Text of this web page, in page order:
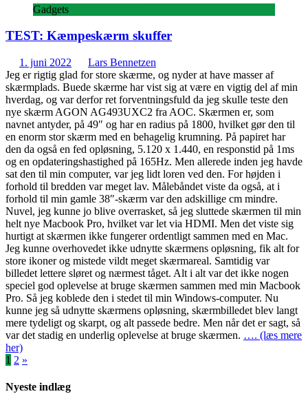
Gadgets
TEST: Kæmpeskærm skuffer
1. juni 2022
Lars Bennetzen
Jeg er rigtig glad for store skærme, og nyder at have masser af
skærmplads. Buede skærme har vist sig at være en vigtig del af min
hverdag, og var derfor ret forventningsfuld da jeg skulle teste den
nye skærm AGON AG493UXC2 fra AOC. Skærmen er, som
navnet antyder, på 49″ og har en radius på 1800, hvilket gør den til
en enorm stor skærm med en behagelig krumning. På papiret har
den da også en fed opløsning, 5.120 x 1.440, en responstid på 1ms
og en opdateringshastighed på 165Hz. Men allerede inden jeg havde
sat den til min computer, var jeg lidt loren ved den. For højden i
forhold til bredden var meget lav. Målebåndet viste da også, at i
forhold til min gamle 38″-skærm var den adskillige cm mindre.
Nuvel, jeg kunne jo blive overrasket, så jeg sluttede skærmen til min
helt nye Macbook Pro, hvilket var let via HDMI. Men det viste sig
hurtigt at skærmen ikke fungerer ordentligt sammen med en Mac.
Jeg kunne overhovedet ikke udnytte skærmens opløsning, fik alt for
store ikoner og mistede vildt meget skærmareal. Samtidig var
billedet lettere sløret og nærmest tåget. Alt i alt var det ikke nogen
speciel god oplevelse at bruge skærmen sammen med min Macbook
Pro. Så jeg koblede den i stedet til min Windows-computer. Nu
kunne jeg så udnytte skærmens opløsning, skærmbilledet blev langt
mere tydeligt og skarpt, og alt passede bedre. Men når det er sagt, så
var det stadig en underlig oplevelse at bruge skærmen. …. (læs mere
her)
Indlægsinddeling
1 2 »
Nyeste indlæg